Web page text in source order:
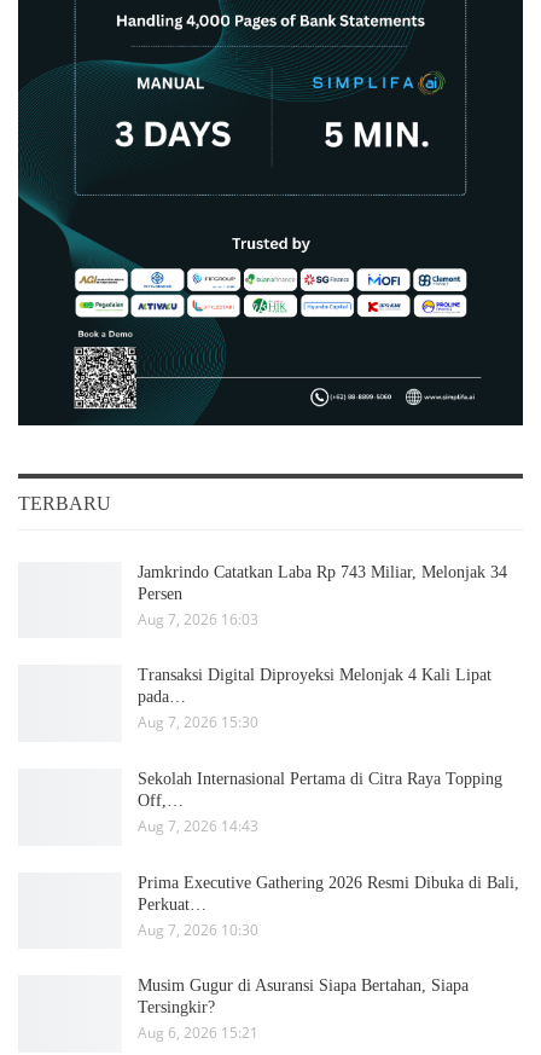
TERBARU
Jamkrindo Catatkan Laba Rp 743 Miliar, Melonjak 34
Persen
Aug 7, 2026 16:03
Transaksi Digital Diproyeksi Melonjak 4 Kali Lipat
pada…
Aug 7, 2026 15:30
Sekolah Internasional Pertama di Citra Raya Topping
Off,…
Aug 7, 2026 14:43
Prima Executive Gathering 2026 Resmi Dibuka di Bali,
Perkuat…
Aug 7, 2026 10:30
Musim Gugur di Asuransi Siapa Bertahan, Siapa
Tersingkir?
Aug 6, 2026 15:21